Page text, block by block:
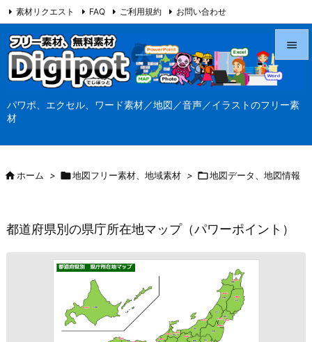
パワポ、エクセル、ワード素材／地図／音声／イラストのフリー素
材




検索
素材リクエスト FAQ ご利用規約 お問い合わせ
当サイト（Digipot.net）について
ホーム > 地図フリー素材、地域素材 > 地図データ、地図情報
都道府県別の県庁所在地マップ（パワーポイント）